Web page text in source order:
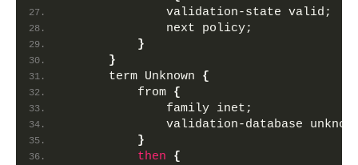
              validation-state valid;
              next policy;
}
}
      term Unknown
{
          from
{
              family inet;
validation-database
}
then
{